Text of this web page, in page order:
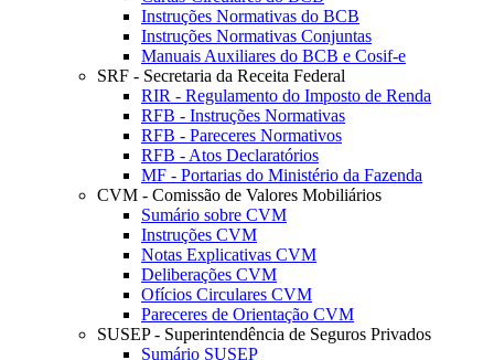
Instruções Normativas do BCB
Instruções Normativas Conjuntas
Manuais Auxiliares do BCB e Cosif-e
SRF - Secretaria da Receita Federal
RIR - Regulamento do Imposto de Renda
RFB - Instruções Normativas
RFB - Pareceres Normativos
RFB - Atos Declaratórios
MF - Portarias do Ministério da Fazenda
CVM - Comissão de Valores Mobiliários
Sumário sobre CVM
Instruções CVM
Notas Explicativas CVM
Deliberações CVM
Ofícios Circulares CVM
Pareceres de Orientação CVM
SUSEP - Superintendência de Seguros Privados
Sumário SUSEP